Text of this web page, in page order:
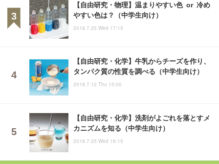
【自由研究・物理】温まりやすい色 or 冷め
やすい色は？（中学生向け）
2018.7.25 Wed 17:15
【自由研究・化学】牛乳からチーズを作り、
タンパク質の性質を調べる（中学生向け）
2018.7.12 Thu 15:00
【自由研究・化学】洗剤がよごれを落とすメ
カニズムを知る（中学生向け）
2018.7.25 Wed 16:15